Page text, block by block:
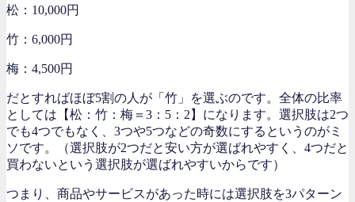
松：10,000円
竹：6,000円
梅：4,500円
だとすればほぼ5割の人が「竹」を選ぶのです。全体の比率
としては【松：竹：梅＝3：5：2】になります。選択肢は2つ
でも4つでもなく、3つや5つなどの奇数にするというのがミ
ソです。（選択肢が2つだと安い方が選ばれやすく、4つだと
買わないという選択肢が選ばれやすいからです）
つまり、商品やサービスがあった時には選択肢を3パターン